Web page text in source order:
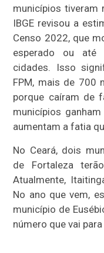
municípios tiveram
IBGE revisou a
Censo 2022, que
esperado ou até
cidades. Isso
FPM, mais de 700
porque caíram de
municípios
aumentam a fatia
No Ceará, dois
de Fortaleza
Atualmente,
No ano que vem,
município de
número que vai